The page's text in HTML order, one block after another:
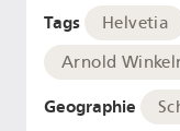
Tags Helvetia
Arnold
Geographie